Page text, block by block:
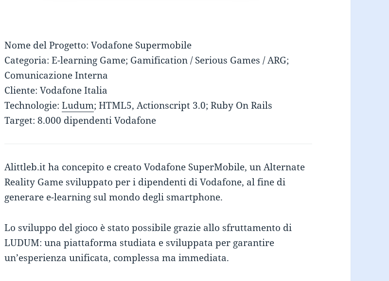
Nome del Progetto: Vodafone Supermobile
Categoria: E-learning Game; Gamification / Serious Games / ARG;
Comunicazione Interna
Cliente: Vodafone Italia
Technologie:Ludum; HTML5, Actionscript 3.0; Ruby On Rails
Target: 8.000 dipendenti Vodafone
Alittleb.it ha concepito e creato Vodafone SuperMobile, un Alternate
Reality Game sviluppato per i dipendenti di Vodafone, al fine di
generare e-learning sul mondo degli smartphone.
Lo sviluppo del gioco è stato possibile grazie allo sfruttamento di
LUDUM: una piattaforma studiata e sviluppata per garantire
un’esperienza unificata, complessa ma immediata.